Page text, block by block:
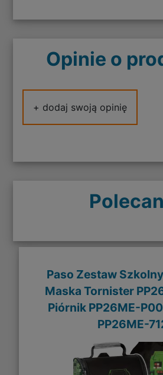
Opinie o
+ dodaj swoją opinię
Paso Zestaw
Maska Tornister
Piórnik PP26ME-
PP26ME-